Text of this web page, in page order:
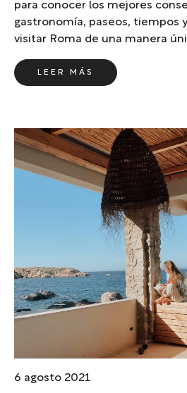
para conocer los mejores
gastronomía, paseos, tiempos
visitar Roma de una manera
LEER MÁS
6 agosto 2021